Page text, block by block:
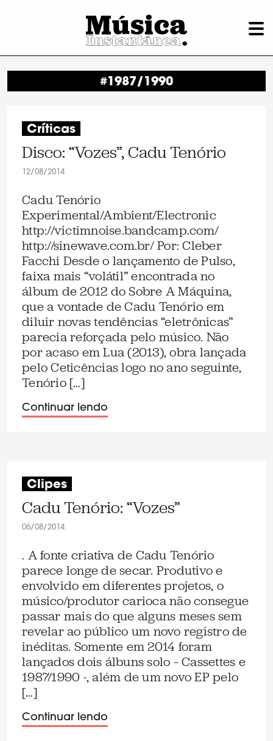
#1987/1990
Críticas
Disco: “Vozes”, Cadu Tenório
12/08/2014
Cadu Tenório
Experimental/Ambient/Electronic
http://victimnoise.bandcamp.com/
http://sinewave.com.br/ Por: Cleber
Facchi Desde o lançamento de Pulso,
faixa mais “volátil” encontrada no
álbum de 2012 do Sobre A Máquina,
que a vontade de Cadu Tenório em
diluir novas tendências “eletrônicas”
parecia reforçada pelo músico. Não
por acaso em Lua (2013), obra lançada
pelo Ceticências logo no ano seguinte,
Tenório […]
Continuar lendo
Clipes
Cadu Tenório: “Vozes”
06/08/2014
. A fonte criativa de Cadu Tenório
parece longe de secar. Produtivo e
envolvido em diferentes projetos, o
músico/produtor carioca não consegue
passar mais do que alguns meses sem
revelar ao público um novo registro de
inéditas. Somente em 2014 foram
lançados dois álbuns solo – Cassettes e
1987/1990 -, além de um novo EP pelo
[…]
Continuar lendo